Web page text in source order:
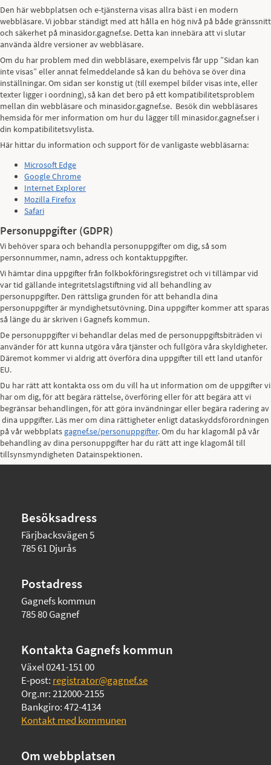
Den här webbplatsen och e-tjänsterna visas allra bäst i en modern
webbläsare. Vi jobbar ständigt med att hålla en hög nivå på både gränssnitt
och säkerhet på minasidor.gagnef.se. Detta kan innebära att vi slutar
använda äldre versioner av webbläsare.
Om du har problem med din webbläsare, exempelvis får upp ”Sidan kan
inte visas” eller annat felmeddelande så kan du behöva se över dina
inställningar. Om sidan ser konstig ut (till exempel bilder visas inte, eller
texter ligger i oordning), så kan det bero på ett kompatibilitetsproblem
mellan din webbläsare och minasidor.gagnef.se. Besök din webbläsares
hemsida för mer information om hur du lägger till minasidor.gagnef.ser i
din kompatibilitetsvylista.
Här hittar du information och support för de vanligaste webbläsarna:
Microsoft Edge
Google Chrome
Internet Explorer
Mozilla Firefox
Safari
Personuppgifter (GDPR)
Vi behöver spara och behandla personuppgifter om dig, så som
personnummer, namn, adress och kontaktuppgifter.
Vi hämtar dina uppgifter från folkbokföringsregistret och vi tillämpar vid
var tid gällande integritetslagstiftning vid all behandling av
personuppgifter. Den rättsliga grunden för att behandla dina
personuppgifter är myndighetsutövning. Dina uppgifter kommer att sparas
så länge du är skriven i Gagnefs kommun.
De personuppgifter vi behandlar delas med de personuppgiftsbiträden vi
använder för att kunna utgöra våra tjänster och fullgöra våra skyldigheter.
Däremot kommer vi aldrig att överföra dina uppgifter till ett land utanför
EU.
Du har rätt att kontakta oss om du vill ha ut information om de uppgifter vi
har om dig, för att begära rättelse, överföring eller för att begära att vi
begränsar behandlingen, för att göra invändningar eller begära radering av
dina uppgifter. Läs mer om dina rättigheter enligt dataskyddsförordningen
på vår webbplats gagnef.se/personuppgifter. Om du har klagomål på vår
behandling av dina personuppgifter har du rätt att inge klagomål till
tillsynsmyndigheten Datainspektionen.
Besöksadress
Färjbacksvägen 5
785 61 Djurås
Postadress
Gagnefs kommun
785 80 Gagnef
Kontakta Gagnefs kommun
Växel 0241-151 00
E-post: registrator@gagnef.se
Org.nr: 212000-2155
Bankgiro: 472-4134
Kontakt med kommunen
Om webbplatsen